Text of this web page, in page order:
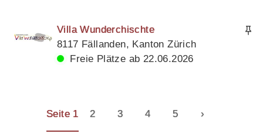
Villa Wunderchischte
8117 Fällanden, Kanton Zürich
Freie Plätze ab 22.06.2026
Seite 1 2 3 4 5 ›